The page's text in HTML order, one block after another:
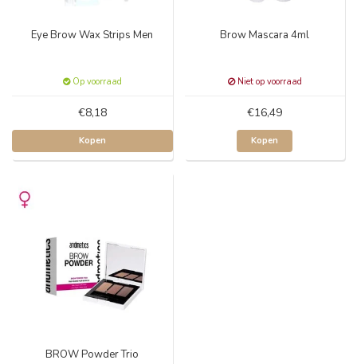
Eye Brow Wax Strips Men
Op voorraad
€8,18
Kopen
Brow Mascara 4ml
Niet op voorraad
€16,49
Kopen
BROW Powder Trio